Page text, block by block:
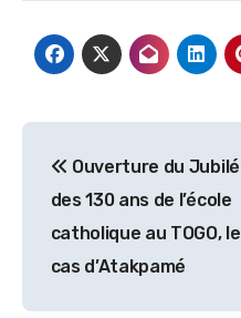
de
l’article
Ouverture du Jubilé
des 130 ans de l’école
catholique au TOGO, le
cas d’Atakpamé